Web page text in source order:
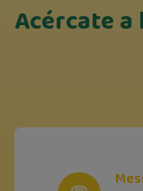
Acércate